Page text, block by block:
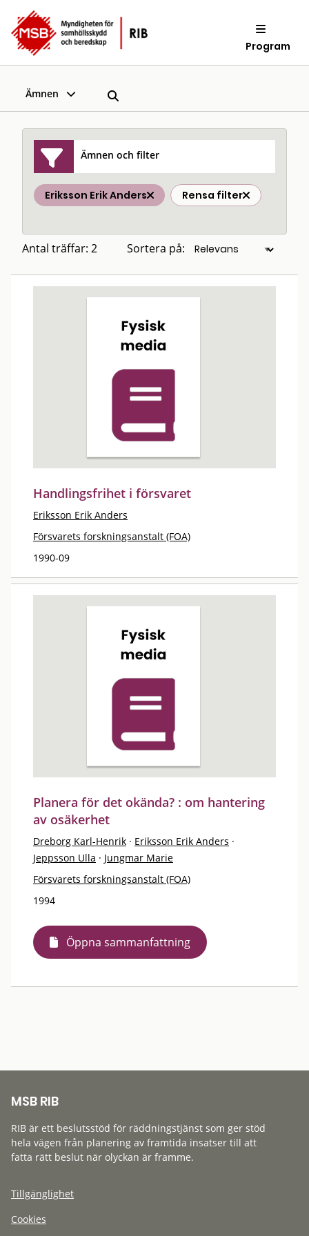
Program
Ämnen
Ämnen och filter
Eriksson Erik Anders Rensa filter
Antal träffar: 2 Sortera på:
Handlingsfrihet i försvaret
Eriksson Erik Anders
Försvarets forskningsanstalt (FOA)
1990-09
Planera för det okända? : om hantering
av osäkerhet
Dreborg Karl-Henrik · Eriksson Erik Anders ·
Jeppsson Ulla · Jungmar Marie
Försvarets forskningsanstalt (FOA)
1994
Öppna sammanfattning
MSB RIB
RIB är ett beslutsstöd för räddningstjänst som ger stöd
hela vägen från planering av framtida insatser till att
fatta rätt beslut när olyckan är framme.
Tillgänglighet
Cookies